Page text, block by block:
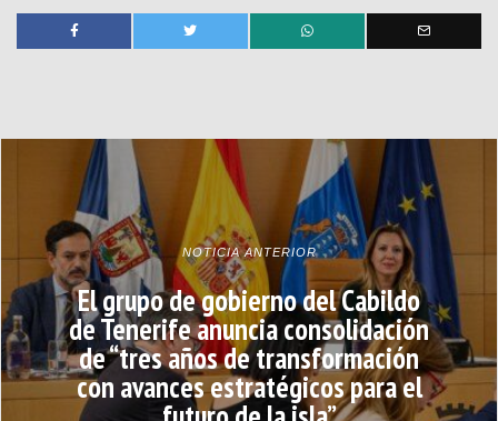
NOTICIA ANTERIOR
El grupo de gobierno del Cabildo
de Tenerife anuncia consolidación
de “tres años de transformación
con avances estratégicos para el